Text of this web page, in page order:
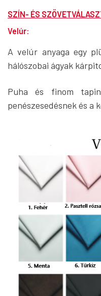
SZÍN- ÉS
Velúr:
A velúr anyaga egy
hálószobai ágyak
Puha és finom
penészesedésnek és a